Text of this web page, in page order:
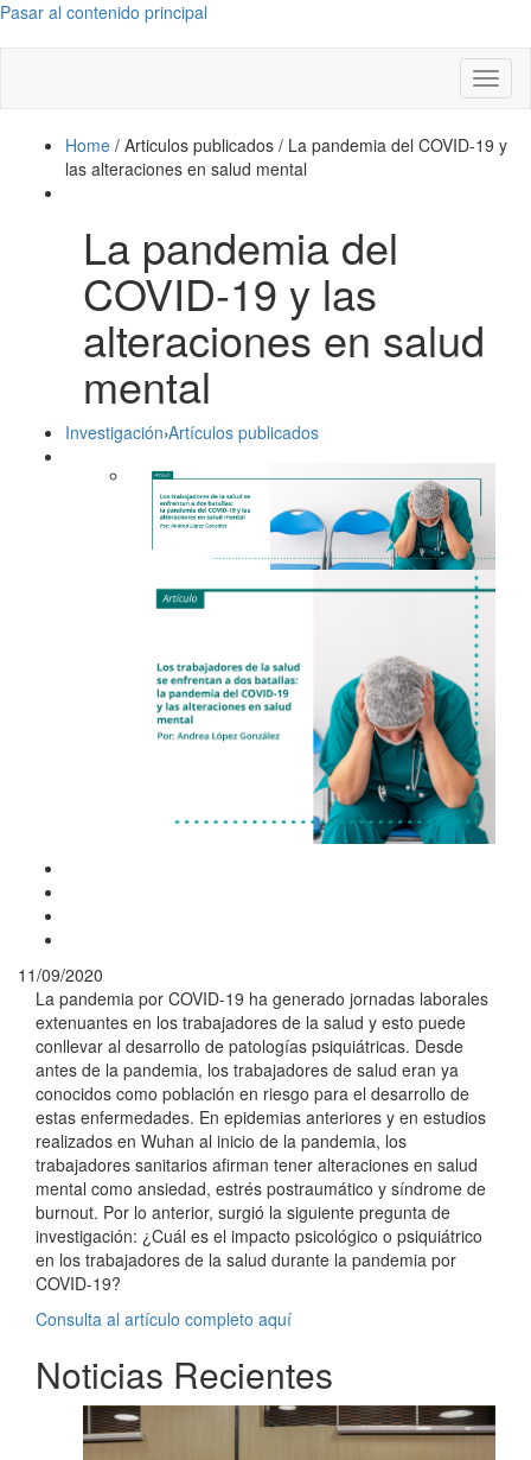
Pasar al contenido principal
Home / Articulos publicados / La pandemia del COVID-19 y
las alteraciones en salud mental
La pandemia del
COVID-19 y las
alteraciones en salud
mental
Investigación›Artículos publicados
11/09/2020
La pandemia por COVID-19 ha generado jornadas laborales
extenuantes en los trabajadores de la salud y esto puede
conllevar al desarrollo de patologías psiquiátricas. Desde
antes de la pandemia, los trabajadores de salud eran ya
conocidos como población en riesgo para el desarrollo de
estas enfermedades. En epidemias anteriores y en estudios
realizados en Wuhan al inicio de la pandemia, los
trabajadores sanitarios afirman tener alteraciones en salud
mental como ansiedad, estrés postraumático y síndrome de
burnout. Por lo anterior, surgió la siguiente pregunta de
investigación: ¿Cuál es el impacto psicológico o psiquiátrico
en los trabajadores de la salud durante la pandemia por
COVID-19?
Consulta al artículo completo aquí
Noticias Recientes